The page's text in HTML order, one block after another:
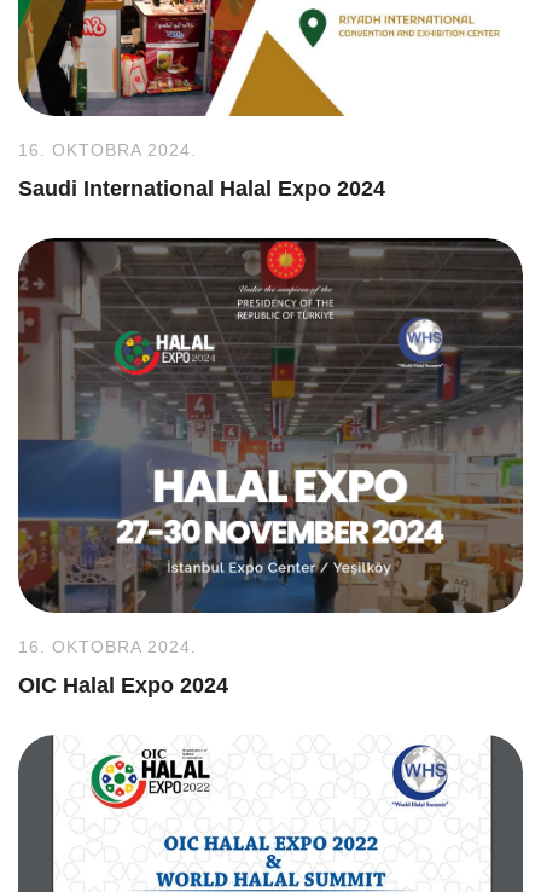
16. OKTOBRA 2024.
Saudi International Halal Expo 2024
16. OKTOBRA 2024.
OIC Halal Expo 2024